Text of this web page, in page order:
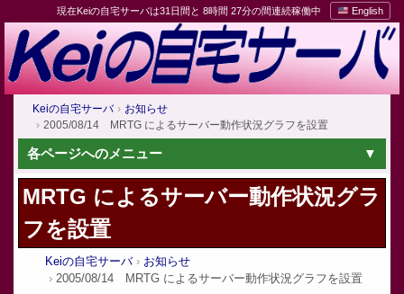
現在Keiの自宅サーバは31日間と 8時間 27分の間連続稼働中 English
Keiの自宅サーバ
お知らせ
2005/08/14 MRTG によるサーバー動作状況グラフを設置
各ページへのメニュー
MRTG によるサーバー動作状況グラ
フを設置
Keiの自宅サーバ
お知らせ
2005/08/14 MRTG によるサーバー動作状況グラフを設置